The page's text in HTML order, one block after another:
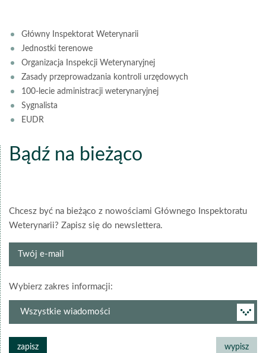
Główny Inspektorat Weterynarii
Jednostki terenowe
Organizacja Inspekcji Weterynaryjnej
Zasady przeprowadzania kontroli urzędowych
100-lecie administracji weterynaryjnej
Sygnalista
EUDR
Bądź na bieżąco
Chcesz być na bieżąco z nowościami Głównego Inspektoratu
Weterynarii? Zapisz się do newslettera.
Twój
Wybierz zakres informacji:
newslettera